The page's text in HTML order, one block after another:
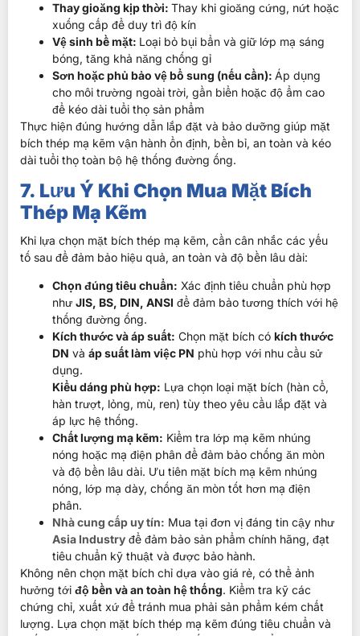
Thay gioăng kịp thời: Thay khi gioăng cứng, nứt hoặc
xuống cấp để duy trì độ kín
Vệ sinh bề mặt: Loại bỏ bụi bẩn và giữ lớp mạ sáng
bóng, tăng khả năng chống gỉ
Sơn hoặc phủ bảo vệ bổ sung (nếu cần): Áp dụng
cho môi trường ngoài trời, gần biển hoặc độ ẩm cao
để kéo dài tuổi thọ sản phẩm
Thực hiện đúng hướng dẫn lắp đặt và bảo dưỡng giúp mặt
bích thép mạ kẽm vận hành ổn định, bền bỉ, an toàn và kéo
dài tuổi thọ toàn bộ hệ thống đường ống.
7. Lưu Ý Khi Chọn Mua Mặt Bích
Thép Mạ Kẽm
Khi lựa chọn mặt bích thép mạ kẽm, cần cân nhắc các yếu
tố sau để đảm bảo hiệu quả, an toàn và độ bền lâu dài:
Chọn đúng tiêu chuẩn: Xác định tiêu chuẩn phù hợp
như JIS, BS, DIN, ANSI để đảm bảo tương thích với hệ
thống đường ống.
Kích thước và áp suất: Chọn mặt bích có kích thước
DN và áp suất làm việc PN phù hợp với nhu cầu sử
dụng.
Kiểu dáng phù hợp: Lựa chọn loại mặt bích (hàn cổ,
hàn trượt, lỏng, mù, ren) tùy theo yêu cầu lắp đặt và
áp lực hệ thống.
Chất lượng mạ kẽm: Kiểm tra lớp mạ kẽm nhúng
nóng hoặc mạ điện phân để đảm bảo chống ăn mòn
và độ bền lâu dài. Ưu tiên mặt bích mạ kẽm nhúng
nóng, lớp mạ dày, chống ăn mòn tốt hơn mạ điện
phân.
Nhà cung cấp uy tín: Mua tại đơn vị đáng tin cậy như
Asia Industry để đảm bảo sản phẩm chính hãng, đạt
tiêu chuẩn kỹ thuật và được bảo hành.
Không nên chọn mặt bích chỉ dựa vào giá rẻ, có thể ảnh
hưởng tới độ bền và an toàn hệ thống. Kiểm tra kỹ các
chứng chỉ, xuất xứ để tránh mua phải sản phẩm kém chất
lượng. Lựa chọn mặt bích thép mạ kẽm đúng tiêu chuẩn và